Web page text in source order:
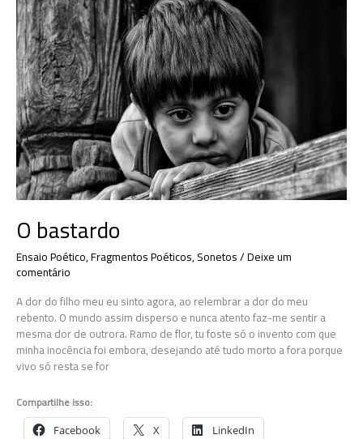
O bastardo
Ensaio Poético,Fragmentos Poéticos,Sonetos/Deixe um
comentário
A dor do filho meu eu sinto agora, ao relembrar a dor do meu
rebento. O mundo assim disperso e nunca atento faz-me sentir a
mesma dor de outrora. Ramo de flor, tu foste só o invento com que
minha inocência foi embora, desejando até tudo morto a fora porque
vivo só resta se for
Compartilhe isso:
Facebook X LinkedIn